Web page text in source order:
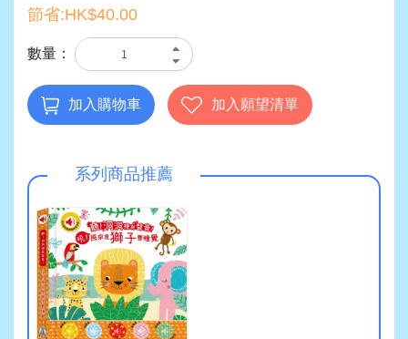
節省:HK$40.00
數量：
加入購物車 加入願望清單
系列商品推薦